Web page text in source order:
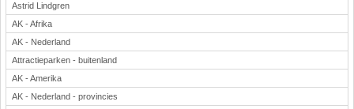
Astrid Lindgren
AK - Afrika
AK - Nederland
Attractieparken - buitenland
AK - Amerika
AK - Nederland - provincies